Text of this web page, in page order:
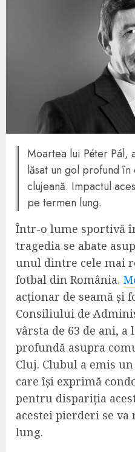
Moartea lui Péter Pál,
lăsat un gol profund
clujeană. Impactul
pe termen lung.
Într-o lume sportivă
tragedia se abate
unul dintre cele mai
fotbal din România.
acționar de seamă și
Consiliului de
vârsta de 63 de ani, a
profundă asupra
Cluj. Clubul a emis
care își exprimă
pentru dispariția
acestei pierderi se
lung.